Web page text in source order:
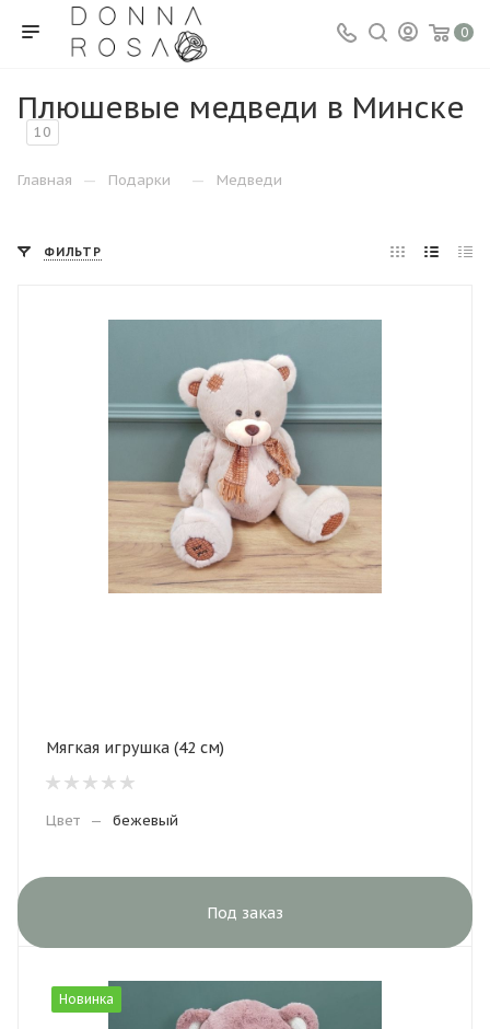
0
Плюшевые медведи в Минске
10
Главная — Подарки — Медведи
ФИЛЬТР
Мягкая игрушка (42 см)
Цвет — бежевый
Под заказ
Новинка